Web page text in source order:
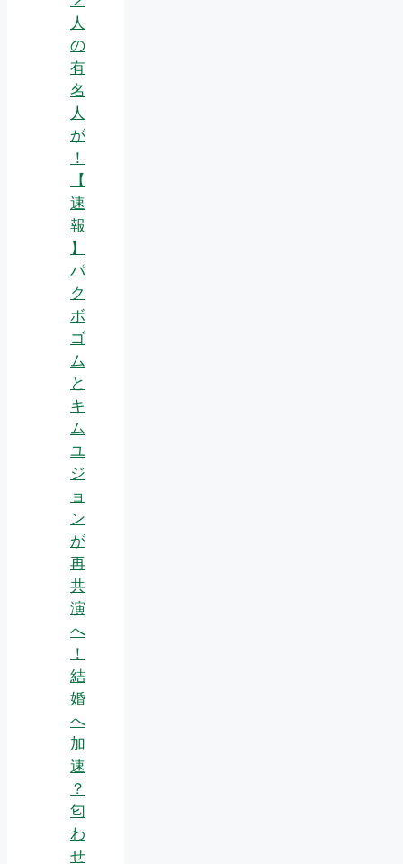
人
の
有
名
人
が
！
【
速
報
】
パ
ク
ボ
ゴ
ム
と
キ
ム
ユ
ジ
ョ
ン
が
再
共
演
へ
！
結
婚
へ
加
速
？
匂
わ
せ